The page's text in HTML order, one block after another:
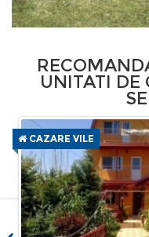
UNITATI DE
CAZARE VILE